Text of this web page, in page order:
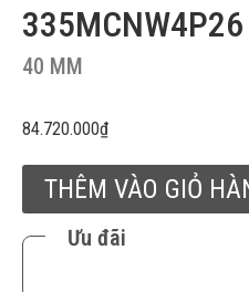
335MCNW4P26
40 MM
84.720.000₫
THÊM VÀO GIỎ
Ưu đãi